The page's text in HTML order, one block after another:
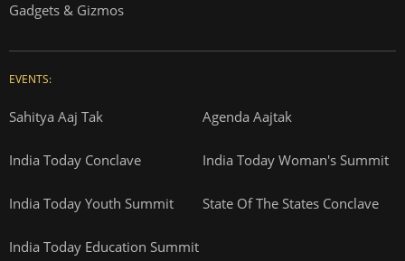
Gadgets & Gizmos
EVENTS:
Sahitya Aaj Tak Agenda Aajtak
India Today Conclave India Today Woman's Summit
India Today Youth Summit State Of The States Conclave
India Today Education Summit